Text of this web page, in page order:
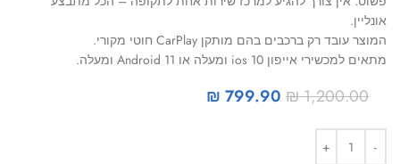
אונליין.
המוצר עובד רק ברכבים בהם מותקן CarPlay חוטי מקורי.
מתאים למכשירי אייפון ios 10 ומעלה או Android 11 ומעלה.
₪1,200.00
₪ 799.90